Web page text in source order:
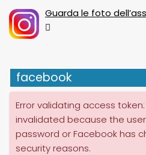
Guarda le foto
facebook
Error validating access
invalidated because the
password or Facebook has
security reasons.